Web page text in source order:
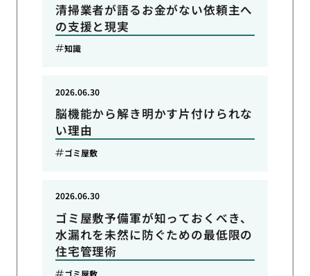
清掃業者が語るお金がない依頼主へ
の支援と現実
知識
脳機能から解き明かす片付けられな
い理由
2026.06.30
ゴミ屋敷
ゴミ屋敷予備軍が知っておくべき、
水漏れを未然に防ぐための最低限の
住宅管理術
2026.06.30
ゴミ屋敷